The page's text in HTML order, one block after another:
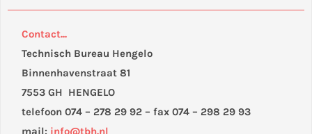
Contact...
Technisch Bureau Hengelo
Binnenhavenstraat 81
7553 GH HENGELO
telefoon 074 – 278 29 92 – fax 074 – 298 29 93
mail: info@tbh.nl